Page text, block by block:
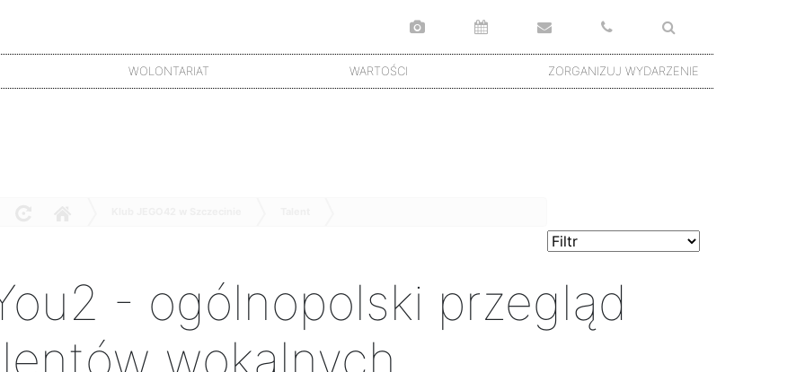
WOLONTARIAT WARTOŚCI ZORGANIZUJ WYDARZENIE
- ogólnopolski przegląd
wokalnych